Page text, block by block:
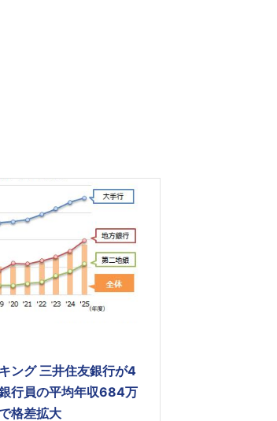
ング 三井住友銀行が4
行員の平均年収684万
格差拡大